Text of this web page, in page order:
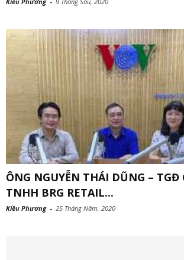
ÔNG NGUYỄN THÁI DŨNG – TGĐ
TNHH BRG RETAIL...
Kiều Phương - 25 Tháng Năm, 2020